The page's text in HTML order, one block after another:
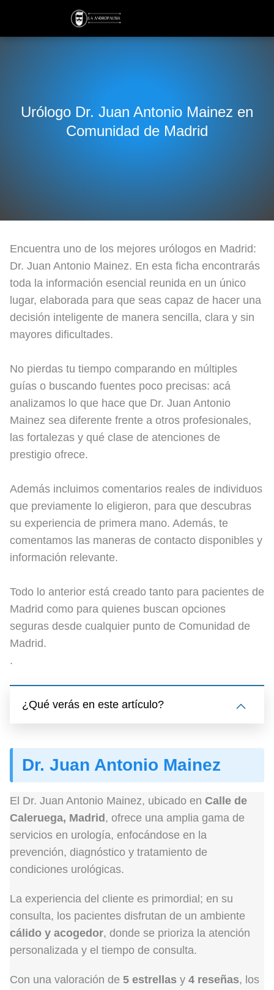
Urólogo Dr. Juan Antonio Mainez en
Comunidad de Madrid
Encuentra uno de los mejores urólogos en Madrid:
Dr. Juan Antonio Mainez. En esta ficha encontrarás
toda la información esencial reunida en un único
lugar, elaborada para que seas capaz de hacer una
decisión inteligente de manera sencilla, clara y sin
mayores dificultades.
No pierdas tu tiempo comparando en múltiples
guías o buscando fuentes poco precisas: acá
analizamos lo que hace que Dr. Juan Antonio
Mainez sea diferente frente a otros profesionales,
las fortalezas y qué clase de atenciones de
prestigio ofrece.
Además incluimos comentarios reales de individuos
que previamente lo eligieron, para que descubras
su experiencia de primera mano. Además, te
comentamos las maneras de contacto disponibles y
información relevante.
Todo lo anterior está creado tanto para pacientes de
Madrid como para quienes buscan opciones
seguras desde cualquier punto de Comunidad de
Madrid.
.
¿Qué verás en este artículo?
Dr. Juan Antonio Mainez
El Dr. Juan Antonio Mainez, ubicado en Calle de
Caleruega, Madrid , ofrece una amplia gama de
servicios en urología, enfocándose en la
prevención, diagnóstico y tratamiento de
condiciones urológicas.
La experiencia del cliente es primordial; en su
consulta, los pacientes disfrutan de un ambiente
cálido y acogedor, donde se prioriza la atención
personalizada y el tiempo de consulta.
Con una valoración de 5 estrellas y 4 reseñas, los